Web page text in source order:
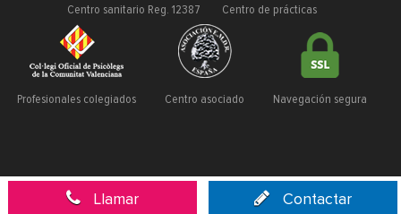
Centro sanitario Reg. 12387 Centro de prácticas
Profesionales colegiados Centro asociado Navegación segura
Llamar Contactar